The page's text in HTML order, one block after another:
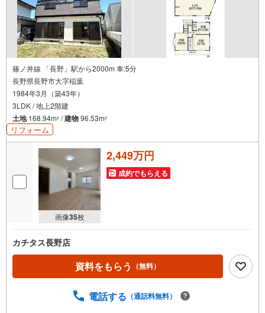
篠ノ井線 「長野」駅から2000m 車:5分
長野県長野市大字稲葉
1984年3月（築43年）
3LDK / 地上2階建
土地168.94m2 /建物96.53m2
リフォーム
画像35枚
2,449万円
成約でもらえる
カチタス長野店
資料をもらう （無料）
電話する （通話料無料）